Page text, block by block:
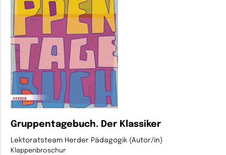
Gruppentagebuch. Der Klassiker
Lektoratsteam Herder Pädagogik (Autor/in)
Klappenbroschur